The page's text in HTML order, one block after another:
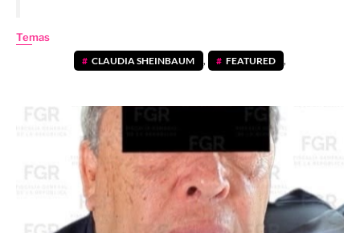
Temas
CLAUDIA SHEINBAUM , FEATURED ,